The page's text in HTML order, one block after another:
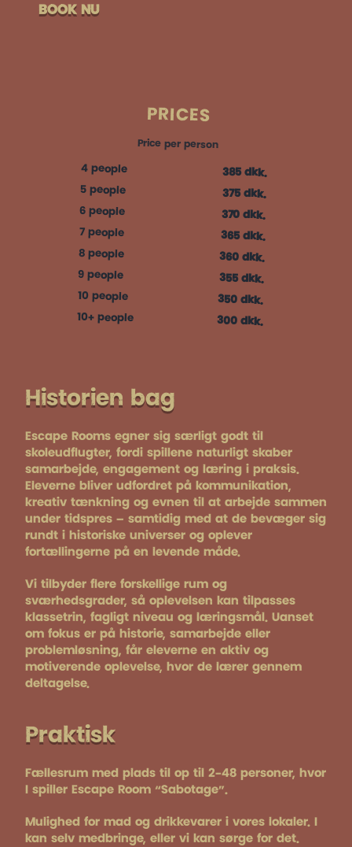
BOOK NU
PRICES
Price per person
4 people 385 dkk.
5 people 375 dkk.
6 people 370 dkk.
7 people 365 dkk.
8 people 360 dkk.
9 people 355 dkk.
10 people 350 dkk.
10+ people 300 dkk.
Historien bag
Escape Rooms egner sig særligt godt til
skoleudflugter, fordi spillene naturligt skaber
samarbejde, engagement og læring i praksis.
Eleverne bliver udfordret på kommunikation,
kreativ tænkning og evnen til at arbejde sammen
under tidspres – samtidig med at de bevæger sig
rundt i historiske universer og oplever
fortællingerne på en levende måde.
Vi tilbyder flere forskellige rum og
sværhedsgrader, så oplevelsen kan tilpasses
klassetrin, fagligt niveau og læringsmål. Uanset
om fokus er på historie, samarbejde eller
problemløsning, får eleverne en aktiv og
motiverende oplevelse, hvor de lærer gennem
deltagelse.
Praktisk
Fællesrum med plads til op til 2-48 personer, hvor
I spiller Escape Room “Sabotage”.
Mulighed for mad og drikkevarer i vores lokaler. I
kan selv medbringe, eller vi kan sørge for det.